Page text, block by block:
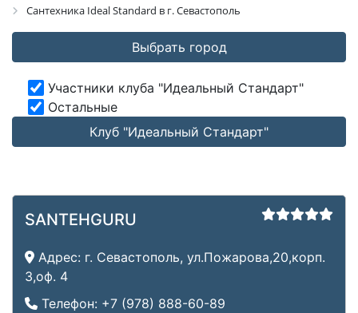
Сантехника Ideal Standard в г. Севастополь
Выбрать город
Участники клуба "Идеальный Стандарт"
Остальные
Клуб "Идеальный Стандарт"
SANTEHGURU
Адрес: г. Севастополь, ул.Пожарова,20,корп.
3,оф. 4
Телефон: +7 (978) 888-60-89